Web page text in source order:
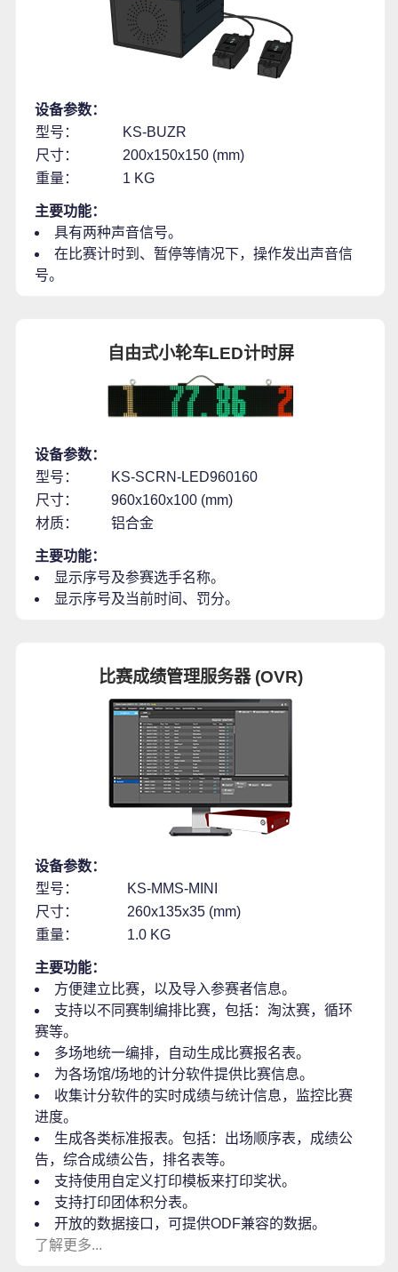
设备参数：
型号：
KS-BUZR
尺寸：
200x150x150 (mm)
重量：
1 KG
主要功能：
具有两种声音信号。
在比赛计时到、暂停等情况下，操作发出声音信
号。
自由式小轮车LED计时屏
设备参数：
型号：
KS-SCRN-LED960160
尺寸：
960x160x100 (mm)
材质：
铝合金
主要功能：
显示序号及参赛选手名称。
显示序号及当前时间、罚分。
比赛成绩管理服务器 (OVR)
设备参数：
型号：
KS-MMS-MINI
尺寸：
260x135x35 (mm)
重量：
1.0 KG
主要功能：
方便建立比赛，以及导入参赛者信息。
支持以不同赛制编排比赛，包括：淘汰赛，循环
赛等。
多场地统一编排，自动生成比赛报名表。
为各场馆/场地的计分软件提供比赛信息。
收集计分软件的实时成绩与统计信息，监控比赛
进度。
生成各类标准报表。包括：出场顺序表，成绩公
告，综合成绩公告，排名表等。
支持使用自定义打印模板来打印奖状。
支持打印团体积分表。
开放的数据接口，可提供ODF兼容的数据。
了解更多...